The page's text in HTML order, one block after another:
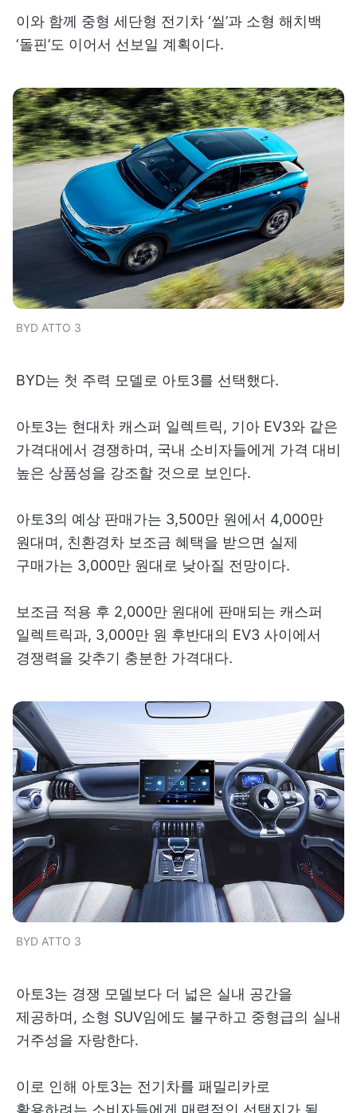
이와 함께 중형 세단형 전기차 ‘씰’과 소형 해치백
‘돌핀’도 이어서 선보일 계획이다.
BYD ATTO 3
BYD는 첫 주력 모델로 아토3를 선택했다.
아토3는 현대차 캐스퍼 일렉트릭, 기아 EV3와 같은
가격대에서 경쟁하며, 국내 소비자들에게 가격 대비
높은 상품성을 강조할 것으로 보인다.
아토3의 예상 판매가는 3,500만 원에서 4,000만
원대며, 친환경차 보조금 혜택을 받으면 실제
구매가는 3,000만 원대로 낮아질 전망이다.
보조금 적용 후 2,000만 원대에 판매되는 캐스퍼
일렉트릭과, 3,000만 원 후반대의 EV3 사이에서
경쟁력을 갖추기 충분한 가격대다.
BYD ATTO 3
아토3는 경쟁 모델보다 더 넓은 실내 공간을
제공하며, 소형 SUV임에도 불구하고 중형급의 실내
거주성을 자랑한다.
이로 인해 아토3는 전기차를 패밀리카로
활용하려는 소비자들에게 매력적인 선택지가 될